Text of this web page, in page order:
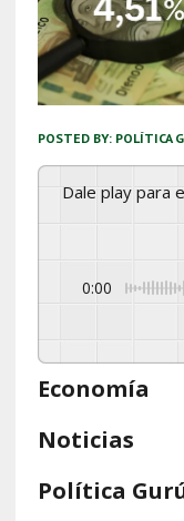
POSTED BY: POLÍTICA
Dale play
0:00
Economía
Noticias
Política